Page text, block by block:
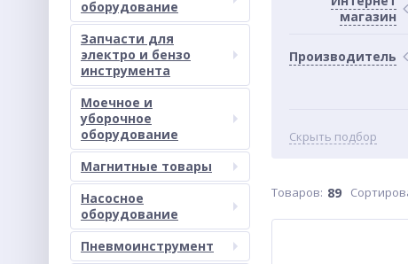
оборудование
Запчасти для
электро и бензо
инструмента
Моечное и
уборочное
оборудование
Магнитные товары
Насосное
оборудование
Пневмоинструмент
магазин
Производитель
Скрыть подбор
Товаров: 89